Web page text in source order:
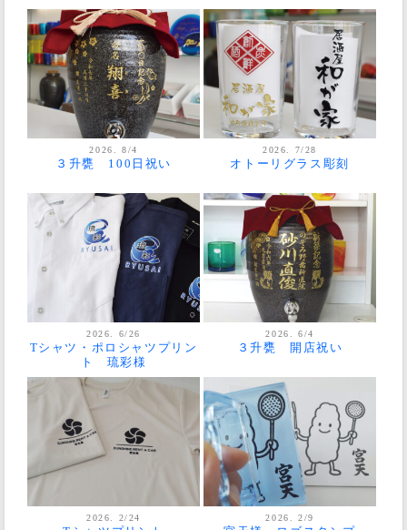
2026. 8/4
３升甕 100日祝い
2026. 7/28
オトーリグラス彫刻
2026. 6/26
Tシャツ・ポロシャツプリン
ト 琉彩様
2026. 6/4
３升甕 開店祝い
2026. 2/24 2026. 2/9